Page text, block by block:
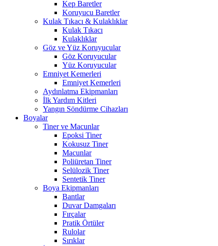
Kep Baretler
Koruyucu Baretler
Kulak Tıkacı & Kulaklıklar
Kulak Tıkacı
Kulaklıklar
Göz ve Yüz Koruyucular
Göz Koruyucular
Yüz Koruyucular
Emniyet Kemerleri
Emniyet Kemerleri
Aydınlatma Ekipmanları
İlk Yardım Kitleri
Yangın Söndürme Cihazları
Boyalar
Tiner ve Macunlar
Epoksi Tiner
Kokusuz Tiner
Macunlar
Poliüretan Tiner
Selülozik Tiner
Sentetik Tiner
Boya Ekipmanları
Bantlar
Duvar Damgaları
Fırçalar
Pratik Örtüler
Rulolar
Sırıklar